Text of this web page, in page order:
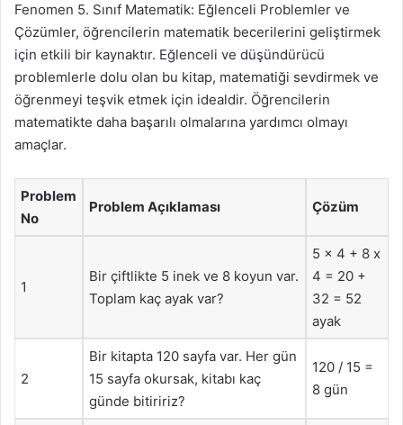
Fenomen 5. Sınıf Matematik: Eğlenceli Problemler ve
Çözümler, öğrencilerin matematik becerilerini geliştirmek
için etkili bir kaynaktır. Eğlenceli ve düşündürücü
problemlerle dolu olan bu kitap, matematiği sevdirmek ve
öğrenmeyi teşvik etmek için idealdir. Öğrencilerin
matematikte daha başarılı olmalarına yardımcı olmayı
amaçlar.
Problem
No
Problem Açıklaması Çözüm
1
Bir çiftlikte 5 inek ve 8 koyun var.
Toplam kaç ayak var?
5 x 4 + 8 x
4 = 20 +
32 = 52
ayak
2
Bir kitapta 120 sayfa var. Her gün
15 sayfa okursak, kitabı kaç
günde bitiririz?
120 / 15 =
8 gün